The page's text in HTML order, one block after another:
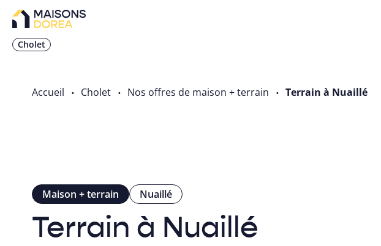
Cholet
Accueil Cholet Nos offres de maison + terrain Terrain à Nuaillé
Terrain à Nuaillé
Maison + terrain Nuaillé